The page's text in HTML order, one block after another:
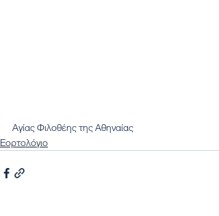
Αγίας Φιλοθέης της Αθηναίας
Εορτολόγιο